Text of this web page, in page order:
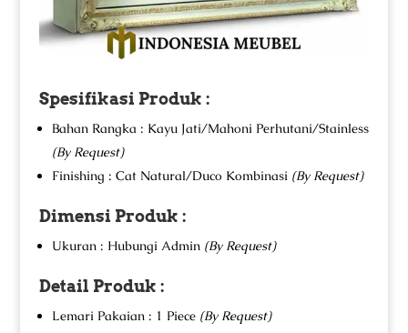
Spesifikasi Produk :
Bahan Rangka : Kayu Jati/Mahoni Perhutani/Stainless
(By Request)
Finishing : Cat Natural/Duco Kombinasi (By Request)
Dimensi Produk :
Ukuran : Hubungi Admin (By Request)
Detail Produk :
Lemari Pakaian : 1 Piece (By Request)